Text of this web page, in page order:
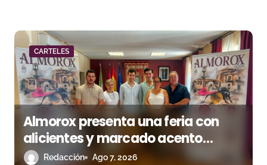
d
a
s
CARTELES
Almorox presenta una feria con
alicientes y marcado acento
toristaRedacción Ago 7, 2026